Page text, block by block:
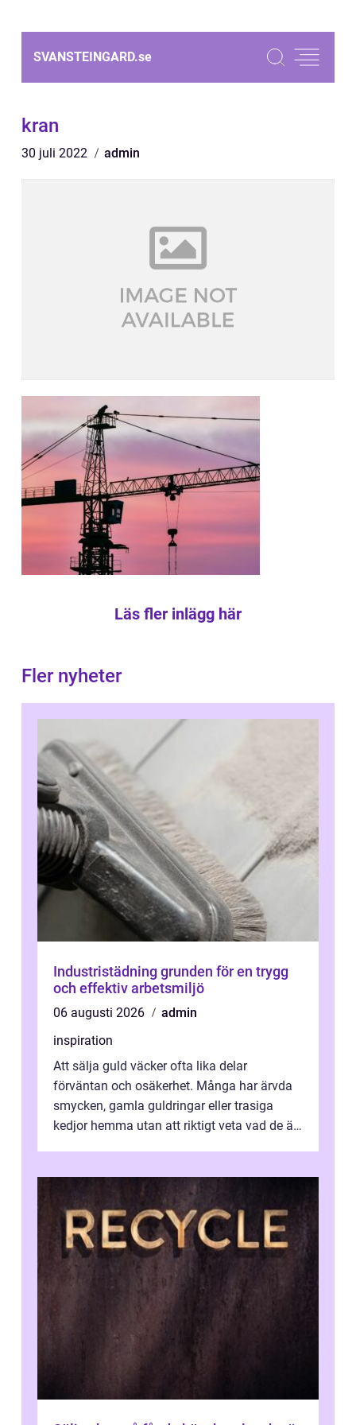
SVANSTEINGARD.se
kran
30 juli 2022 admin
Läs fler inlägg här
Fler nyheter
Industristädning grunden för en trygg
och effektiv arbetsmiljö
06 augusti 2026
admin
inspiration
Att sälja guld väcker ofta lika delar
förväntan och osäkerhet. Många har ärvda
smycken, gamla guldringar eller trasiga
kedjor hemma utan att riktigt veta vad de är